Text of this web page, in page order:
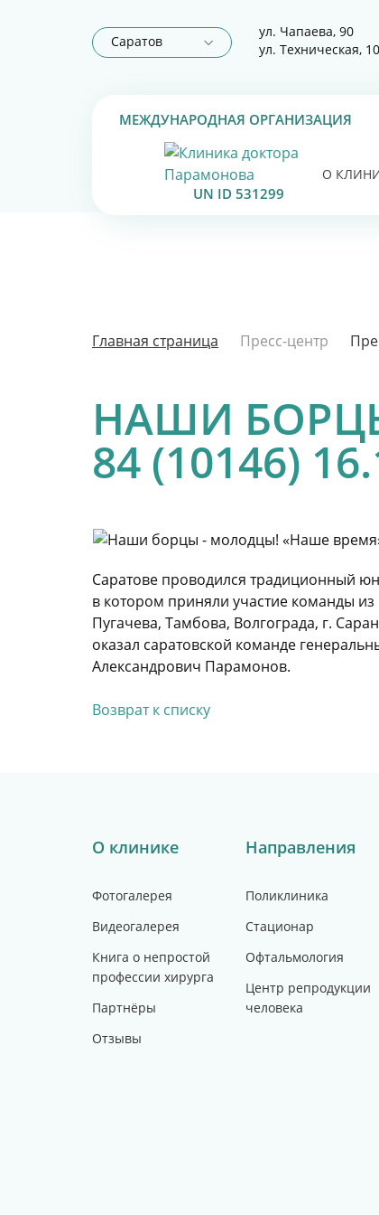
Саратов
ул. Чапаева, 90
ул. Техническая,
МЕЖДУНАРОДНАЯ ОРГАНИЗАЦИЯ
UN ID 531299
О
Главная страница Пресс-центр
НАШИ
84 (10146)
Саратове проводился традиционный
в котором приняли участие команды
Пугачева, Тамбова, Волгограда, г.
оказал саратовской команде
Александрович Парамонов.
Возврат к списку
О клинике
Фотогалерея
Видеогалерея
Книга о непростой
профессии хирурга
Партнёры
Отзывы
Направления
Поликлиника
Стационар
Офтальмология
Центр репродукции
человека